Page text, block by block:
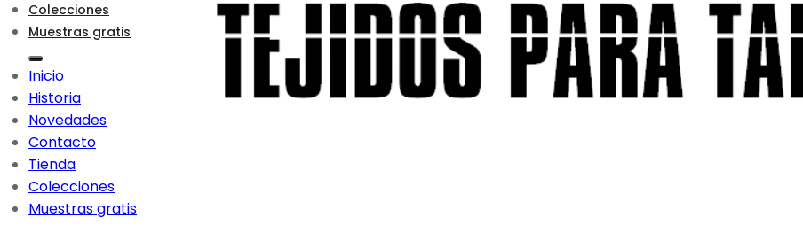
Colecciones
Muestras gratis
Inicio
Historia
Novedades
Contacto
Tienda
Colecciones
Muestras gratis